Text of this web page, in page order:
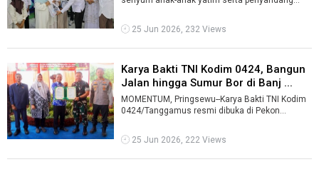
Agama ...
25 Jun 2026, 232 Views
Karya Bakti TNI Kodim 0424, Bangun
Jalan hingga Sumur Bor di Banj ...
MOMENTUM, Pringsewu--Karya Bakti TNI Kodim
0424/Tanggamus resmi dibuka di Pekon
Prin ...
25 Jun 2026, 222 Views